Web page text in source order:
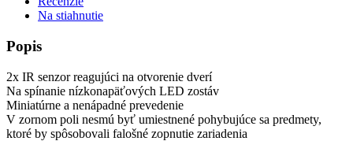
Na stiahnutie
Popis
2x IR senzor reagujúci na otvorenie dverí
Na spínanie nízkonapäťových LED zostáv
Miniatúrne a nenápadné prevedenie
V zornom poli nesmú byť umiestnené pohybujúce sa predmety,
ktoré by spôsobovali falošné zopnutie zariadenia